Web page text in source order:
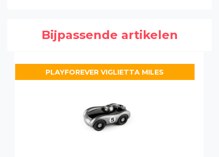
Bijpassende artikelen
PLAYFOREVER VIGLIETTA MILES